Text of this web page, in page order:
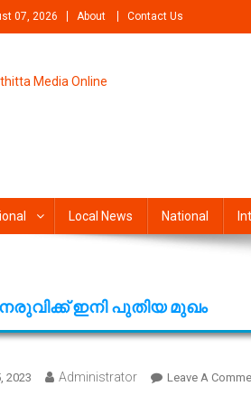
07, 2026 About Contact Us
Media
Local News National
ഇനി പുതിയ മുഖം
2023 Administrator Leave A